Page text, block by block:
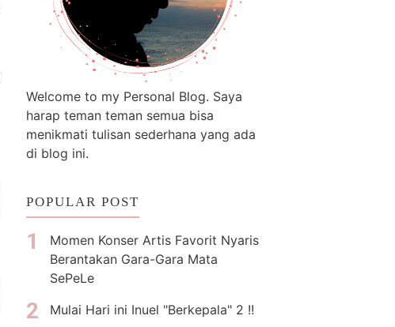
Welcome to my Personal Blog. Saya
harap teman teman semua bisa
menikmati tulisan sederhana yang ada
di blog ini.
POPULAR POST
Momen Konser Artis Favorit Nyaris
Berantakan Gara-Gara Mata
SePeLe
Mulai Hari ini Inuel "Berkepala" 2 !!